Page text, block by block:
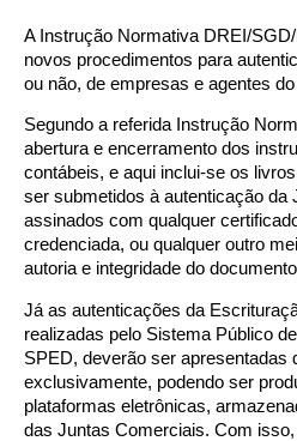
A Instrução Normativa DREI/
novos procedimentos para
ou não, de empresas e agentes
Segundo a referida Instrução
abertura e encerramento dos
contábeis, e aqui inclui-se os
ser submetidos à autenticação da
assinados com qualquer
credenciada, ou qualquer outro
autoria e integridade do
Já as autenticações da
realizadas pelo Sistema Público
SPED, deverão ser apresentadas
exclusivamente, podendo ser
plataformas eletrônicas,
das Juntas Comerciais. Com